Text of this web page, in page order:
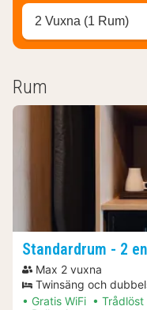
2 Vuxna (1 Rum)
Rum
Standardrum - 2
Max 2 vuxna
Twinsäng och
Gratis WiFi